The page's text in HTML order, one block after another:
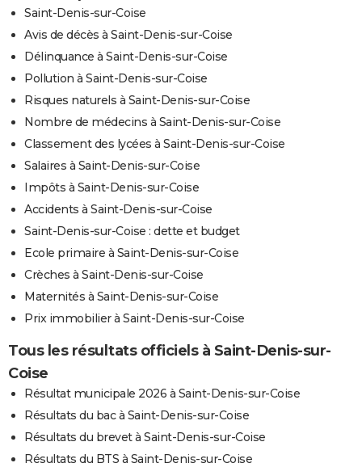
Saint-Denis-sur-Coise
Avis de décès à Saint-Denis-sur-Coise
Délinquance à Saint-Denis-sur-Coise
Pollution à Saint-Denis-sur-Coise
Risques naturels à Saint-Denis-sur-Coise
Nombre de médecins à Saint-Denis-sur-Coise
Classement des lycées à Saint-Denis-sur-Coise
Salaires à Saint-Denis-sur-Coise
Impôts à Saint-Denis-sur-Coise
Accidents à Saint-Denis-sur-Coise
Saint-Denis-sur-Coise : dette et budget
Ecole primaire à Saint-Denis-sur-Coise
Crèches à Saint-Denis-sur-Coise
Maternités à Saint-Denis-sur-Coise
Prix immobilier à Saint-Denis-sur-Coise
Tous les résultats officiels à Saint-Denis-sur-
Coise
Résultat municipale 2026 à Saint-Denis-sur-Coise
Résultats du bac à Saint-Denis-sur-Coise
Résultats du brevet à Saint-Denis-sur-Coise
Résultats du BTS à Saint-Denis-sur-Coise